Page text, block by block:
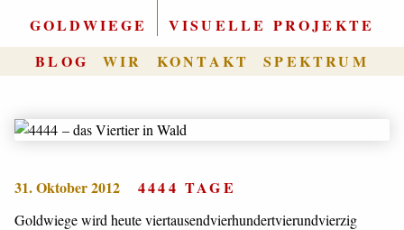
GOLDWIEGE
VISUELLE PROJEKTE
BLOG
WIR KONTAKT SPEKTRUM
31. Oktober 2012 4444 TAGE
Goldwiege wird heute viertausendvierhundertvierundvierzig